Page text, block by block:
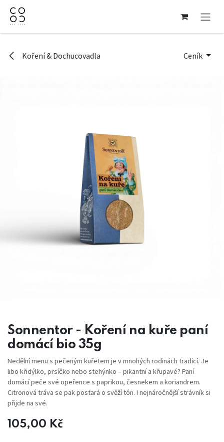
Přejít na obsah
Koření & Dochucovadla Ceník
Sonnentor - Koření na kuře paní
domácí bio 35g
Nedělní menu s pečeným kuřetem je v mnohých rodinách tradicí. Je
libo křidýlko, prsíčko nebo stehýnko – pikantní a křupavé? Paní
domácí peče své opeřence s paprikou, česnekem a koriandrem.
Citronová tráva se pak postará o svěží tón. I nejnáročnější strávník si
přijde na své.
105,00 Kč